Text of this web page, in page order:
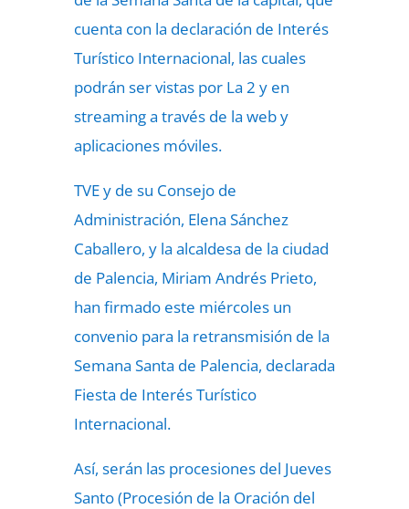
cuenta con la declaración de Interés
Turístico Internacional, las cuales
podrán ser vistas por La 2 y en
streaming a través de la web y
aplicaciones móviles.
TVE y de su Consejo de
Administración, Elena Sánchez
Caballero, y la alcaldesa de la ciudad
de Palencia, Miriam Andrés Prieto,
han firmado este miércoles un
convenio para la retransmisión de la
Semana Santa de Palencia, declarada
Fiesta de Interés Turístico
Internacional.
Así, serán las procesiones del Jueves
Santo (Procesión de la Oración del